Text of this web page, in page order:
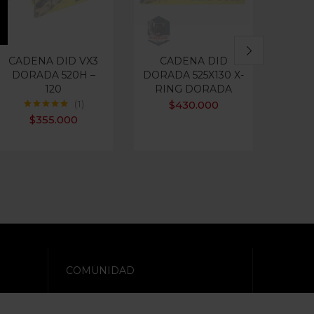
CADENA DID VX3
DORADA 520H –
120
Valorado con
5.00de 5
1
$355.000
CADENA DID
DORADA 525X130 X-
RING DORADA
$430.000
COMUNIDAD